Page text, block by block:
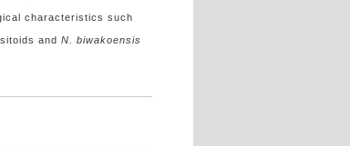
characteristics such
and N. biwakoensis